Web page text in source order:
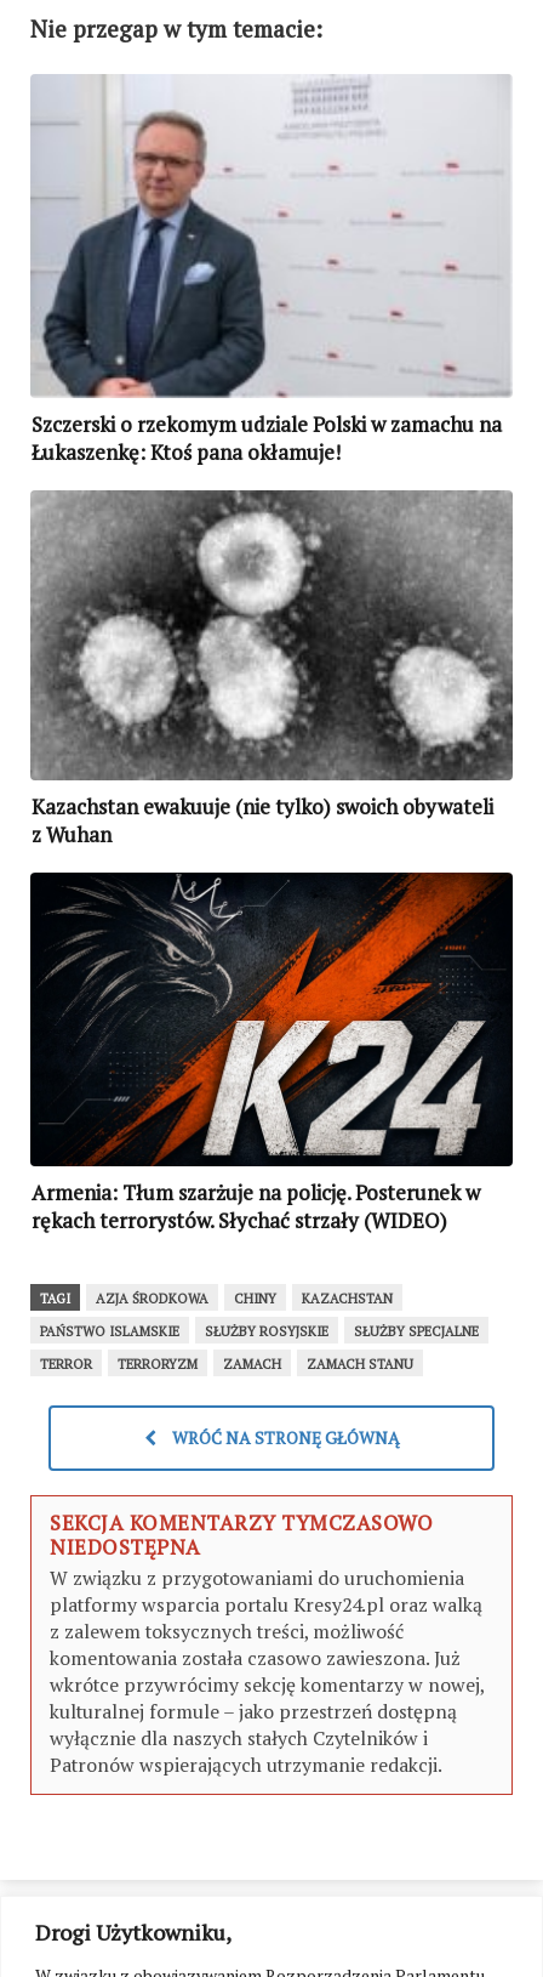
Drogi Użytkowniku,
Nie przegap w tym temacie:
Szczerski o rzekomym udziale Polski w zamachu na
Łukaszenkę: Ktoś pana okłamuje!
Kazachstan ewakuuje (nie tylko) swoich obywateli
z Wuhan
Armenia: Tłum szarżuje na policję. Posterunek w
rękach terrorystów. Słychać strzały (WIDEO)
TAGI AZJA ŚRODKOWA CHINY
KAZACHSTAN
PAŃSTWO ISLAMSKIE
SŁUŻBY ROSYJSKIE
SŁUŻBY SPECJALNE
TERROR
TERRORYZM ZAMACH ZAMACH STANU
WRÓĆ NA STRONĘ GŁÓWNĄ
SEKCJA KOMENTARZY TYMCZASOWO
NIEDOSTĘPNA
W związku z przygotowaniami do uruchomienia
platformy wsparcia portalu Kresy24.pl oraz walką
z zalewem toksycznych treści, możliwość
komentowania została czasowo zawieszona. Już
wkrótce przywrócimy sekcję komentarzy w nowej,
kulturalnej formule – jako przestrzeń dostępną
wyłącznie dla naszych stałych Czytelników i
Patronów wspierających utrzymanie redakcji.